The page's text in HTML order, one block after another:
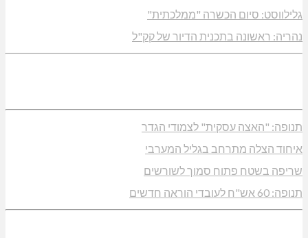
גלילווסט: סיום הכשרה "ממלכתית"
נהריה: ראשונה בתכנית הדיור של קק"ל
תנופה: "האצה עסקית" לצמודי הגדר
איחוד הצלה מתרחב בגליל המערבי
שריפה בשטח פתוח סמוך לשורשים
תנופה: 60 אש"ח לעובדי הוראה חדשים